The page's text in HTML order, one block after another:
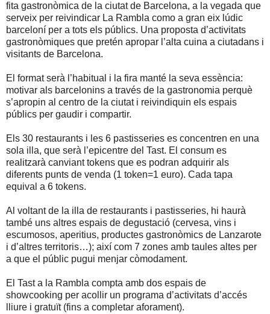
fita gastronòmica de la ciutat de Barcelona, a la vegada que
serveix per reivindicar La Rambla como a gran eix lúdic
barceloní per a tots els públics. Una proposta d’activitats
gastronòmiques que pretén apropar l’alta cuina a ciutadans i
visitants de Barcelona.
El format serà l’habitual i la fira manté la seva essència:
motivar als barcelonins a través de la gastronomia perquè
s’apropin al centro de la ciutat i reivindiquin els espais
públics per gaudir i compartir.
Els 30 restaurants i les 6 pastisseries es concentren en una
sola illa, que serà l’epicentre del Tast. El consum es
realitzarà canviant tokens que es podran adquirir als
diferents punts de venda (1 token=1 euro). Cada tapa
equival a 6 tokens.
Al voltant de la illa de restaurants i pastisseries, hi haurà
també uns altres espais de degustació (cervesa, vins i
escumosos, aperitius, productes gastronòmics de Lanzarote
i d’altres territoris…); així com 7 zones amb taules altes per
a que el públic pugui menjar còmodament.
El Tast a la Rambla compta amb dos espais de
showcooking per acollir un programa d’activitats d’accés
lliure i gratuït (fins a completar aforament).